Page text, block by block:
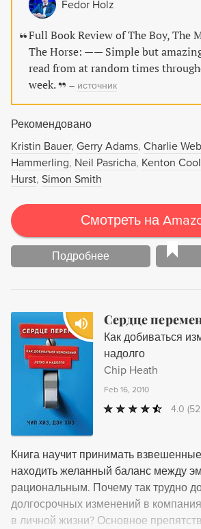
Fedor Holz
Full Book Review of The Boy, The
The Horse: —— Simple but
read from at random times
week.
– источник
Рекомендовано
Kristin Bauer Gerry Adams Charlie
Hammerling Neil Pasricha Kenton Cool
Hurst Simon Smith
Смотреть на
Подробнее
Сердце
Как добиваться
надолго
Chip Heath
Feb 16, 2010
4.0
Книга научит принимать
находить желанный баланс между
рациональным. Почему так трудно
долгосрочных изменений в
в личной жизни? Основное